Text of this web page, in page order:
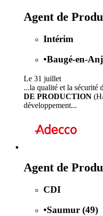
Agent de
Intérim
•Baugé-en-
Le 31 juillet
...la qualité et la sécurité
DE PRODUCTION
développement...
Agent de
CDI
•Saumur (49)